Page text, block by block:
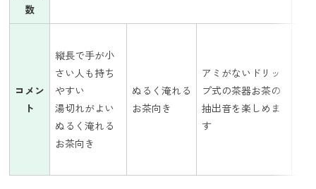
数
コメン
ト
縦長で手が小
さい人も持ち
やすい
湯切れがよい
ぬるく淹れる
お茶向き
ぬるく淹れる
お茶向き
アミがないドリッ
プ式の茶器お茶の
抽出音を楽しめま
す